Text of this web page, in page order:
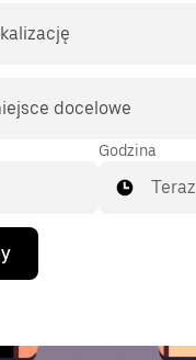
docelowe
Godzina
Teraz